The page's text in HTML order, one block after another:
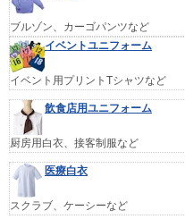
ブルゾン、カーゴパンツなど
イベントユニフォーム
イベント用プリントTシャツなど
飲食店用ユニフォーム
厨房用白衣、接客制服など
医療白衣
スクラブ、ケーシーなど